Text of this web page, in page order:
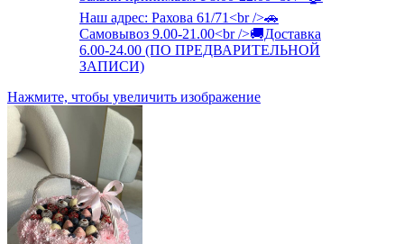
Нажмите, чтобы увеличить изображение